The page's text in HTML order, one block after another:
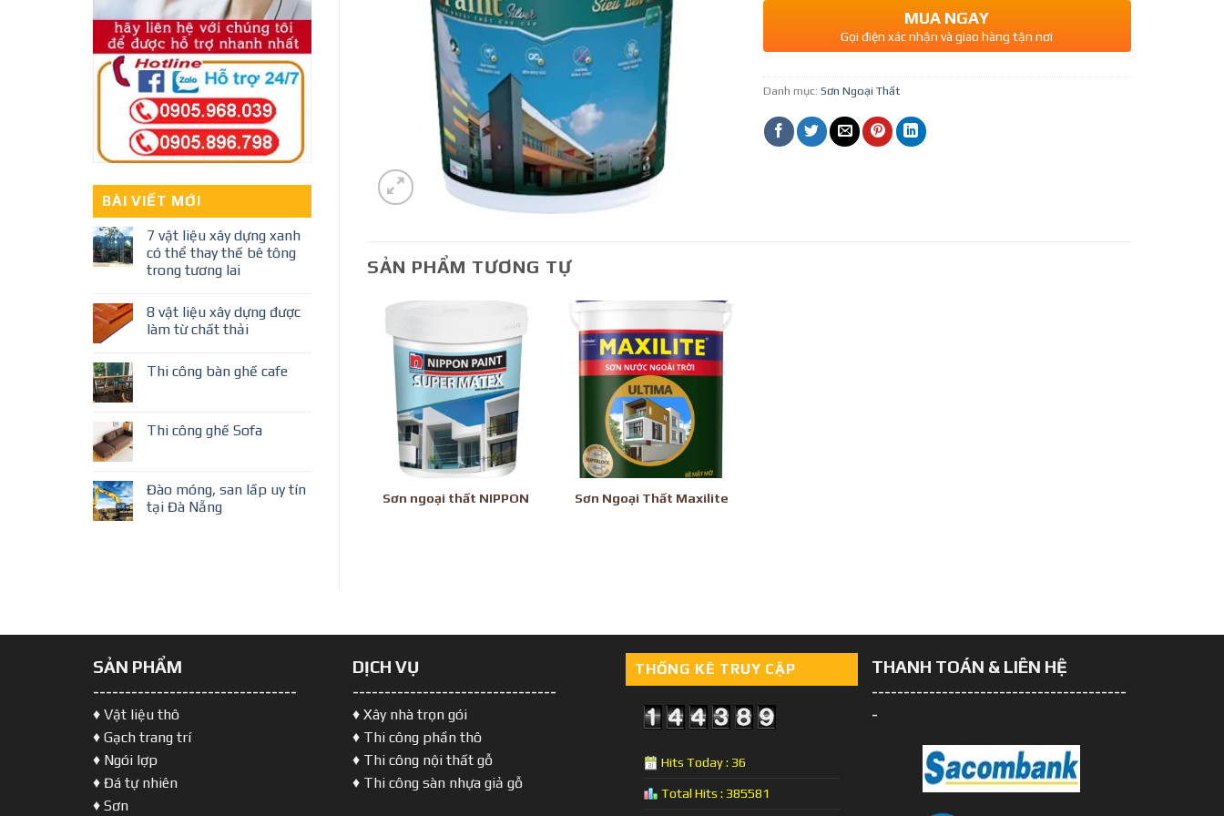
BÀI VIẾT MỚI
7 vật liệu xây dựng xanh
có thể thay thế bê tông
trong tương lai
8 vật liệu xây dựng được
làm từ chất thải
Thi công bàn ghế cafe
Thi công ghế Sofa
Đào móng, san lấp uy tín
tại Đà Nẵng
MUA NGAY
Gọi điện xác nhận và giao hàng tận nơi
Danh mục: Sơn Ngoại Thất
SẢN PHẨM TƯƠNG TỰ
Sơn ngoại thất NIPPON Sơn Ngoại Thất Maxilite
SẢN PHẨM
--------------------------------
♦ Vật liệu thô
♦ Gạch trang trí
♦ Ngói lợp
♦ Đá tự nhiên
♦ Sơn
DỊCH VỤ
--------------------------------
♦ Xây nhà trọn gói
♦ Thi công phần thô
♦ Thi công nội thất gỗ
♦ Thi công sàn nhựa giả gỗ
THỐNG KÊ TRUY CẬP
Hits Today : 36
Total Hits : 385581
THANH TOÁN & LIÊN HỆ
----------------------------------------
-